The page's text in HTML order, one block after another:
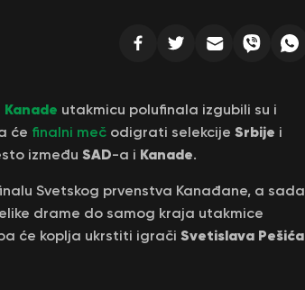
Kanade utakmicu polufinala izgubili su i
će finalni meč odigrati selekcije Srbije i
između SAD-a i Kanade.
Svetskog prvenstva Kanađane, a sada
drame do samog kraja utakmice
će koplja ukrstiti igrači Svetislava Pešića